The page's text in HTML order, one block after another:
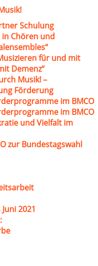
Schulung
in Chören und
für und mit
Demenz“
Musik! –
Förderung
im BMCO
im BMCO
und Vielfalt im
zur Bundestagswahl
2021